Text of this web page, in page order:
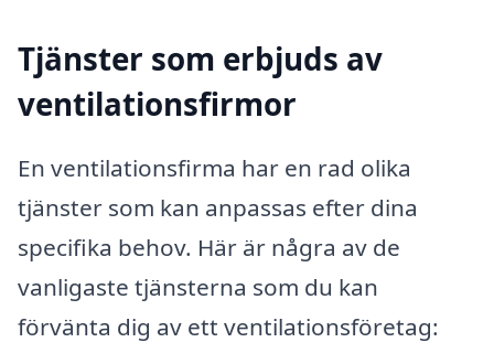
Tjänster som erbjuds av
ventilationsfirmor
En ventilationsfirma har en rad olika
tjänster som kan anpassas efter dina
specifika behov. Här är några av de
vanligaste tjänsterna som du kan
förvänta dig av ett ventilationsföretag: